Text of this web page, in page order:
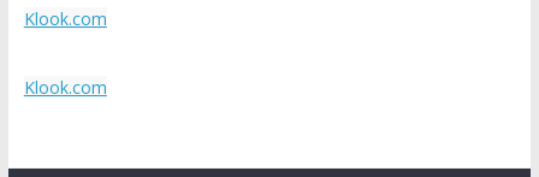
Klook.com
Klook.com